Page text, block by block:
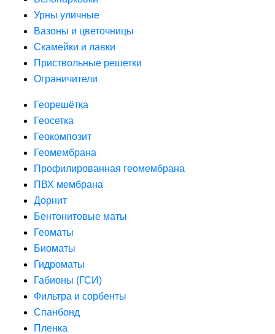
Урны уличные
Вазоны и цветочницы
Скамейки и лавки
Приствольные решетки
Ограничители
Георешётка
Геосетка
Геокомпозит
Геомембрана
Профилированная геомембрана
ПВХ мембрана
Дорнит
Бентонитовые маты
Геоматы
Биоматы
Гидроматы
Габионы (ГСИ)
Фильтра и сорбенты
Спанбонд
Пленка